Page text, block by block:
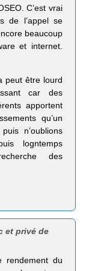
C’est vrai
de l’appel se
beaucoup
et internet.
peut être lourd
car des
apportent
qu’un
n’oublions
logntemps
des
et privé de
rendement du